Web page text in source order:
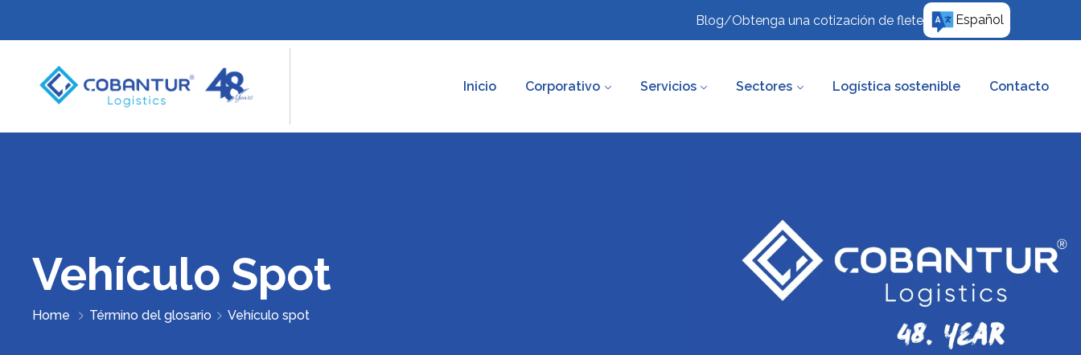
Blog/Obtenga una cotización de flete Español
Inicio Corporativo Servicios Sectores Logística sostenible Contacto
Vehículo Spot
Home Término del glosario Vehículo spot